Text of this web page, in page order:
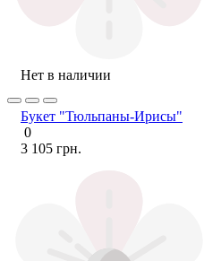
Нет в наличии
Букет "Тюльпаны-Ирисы"
0
3 105 грн.